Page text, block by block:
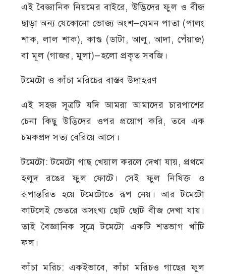
এই বৈজ্ঞানিক নিয়মের বাইরে, উদ্ভিদের ফুল ও বীজ
ছাড়া অন্য যেকোনো ভোজ্য অংশ—যেমন পাতা (পালং
শাক, লাল শাক), কাণ্ড (ডাটা, আলু, আদা, পেঁয়াজ)
বা মূল (গাজর, মুলা)—হলো প্রকৃত সবজি।
টমেটো ও কাঁচা মরিচের বাস্তব উদাহরণ
এই সহজ সূত্রটি যদি আমরা আমাদের চারপাশের
চেনা কিছু উদ্ভিদের ওপর প্রয়োগ করি, তবে এক
চমকপ্রদ সত্য বেরিয়ে আসে।
টমেটো: টমেটো গাছ খেয়াল করলে দেখা যায়, প্রথমে
হলুদ রঙের ফুল ফোটে। সেই ফুল নিষিক্ত ও
রূপান্তরিত হয়ে টমেটোতে রূপ নেয়। আর টমেটো
কাটলেই ভেতরে অসংখ্য ছোট ছোট বীজ দেখা যায়।
তাই বৈজ্ঞানিক সূত্রে টমেটো একটি শতভাগ খাঁটি
ফল।
কাঁচা মরিচ: একইভাবে, কাঁচা মরিচও গাছের ফুল